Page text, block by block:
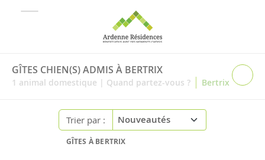
GÎTES CHIEN(S) ADMIS À BERTRIX
1 animal domestique | Quand partez-vous ? | Bertrix
Trier par :
GÎTES À BERTRIX